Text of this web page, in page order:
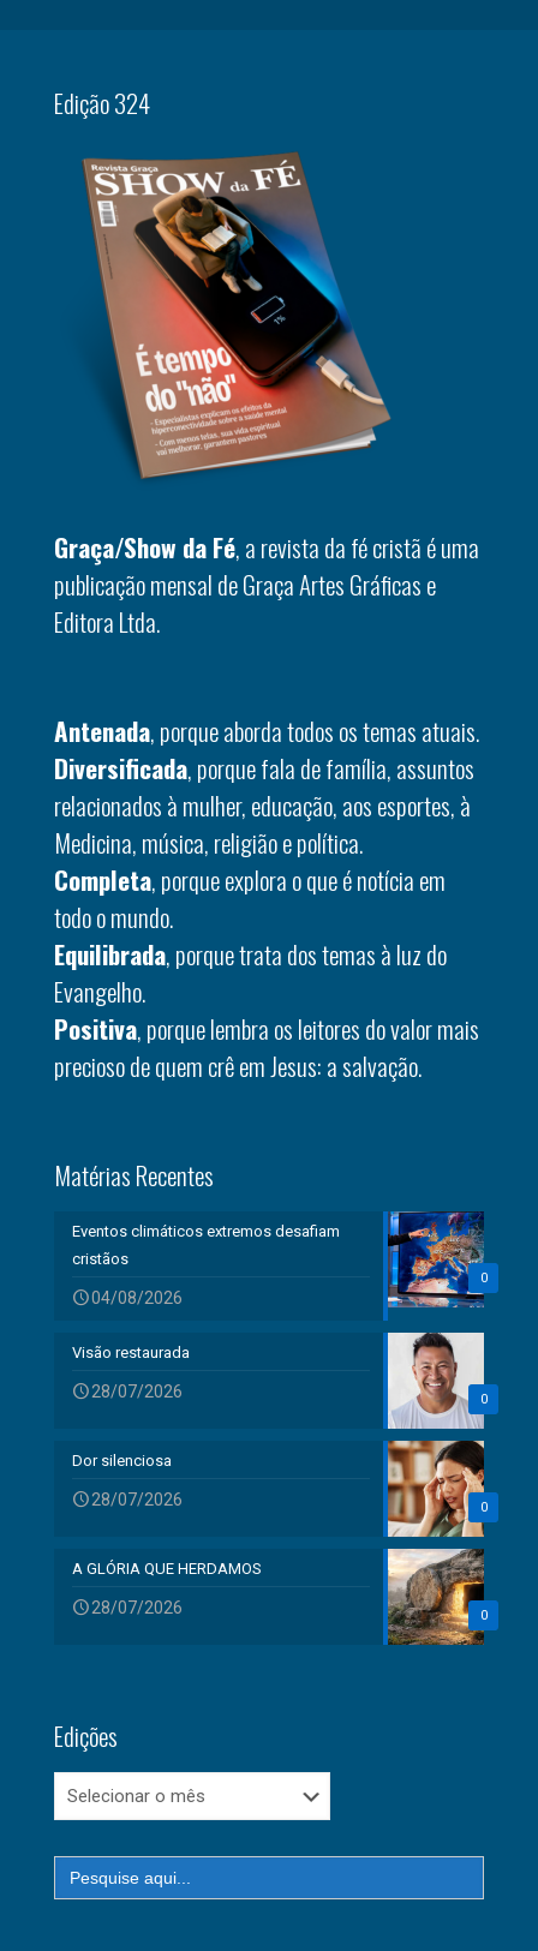
Edição 324
Graça/Show da Fé, a revista da fé cristã é uma
publicação mensal de Graça Artes Gráficas e
Editora Ltda.
Antenada, porque aborda todos os temas atuais.
Diversificada, porque fala de família, assuntos
relacionados à mulher, educação, aos esportes, à
Medicina, música, religião e política.
Completa, porque explora o que é notícia em
todo o mundo.
Equilibrada, porque trata dos temas à luz do
Evangelho.
Positiva, porque lembra os leitores do valor mais
precioso de quem crê em Jesus: a salvação.
Matérias Recentes
0
Eventos climáticos extremos desafiam
cristãos
04/08/2026
0
Visão restaurada
28/07/2026
0
Dor silenciosa
28/07/2026
0
A GLÓRIA QUE HERDAMOS
28/07/2026
Edições
Edições
Search
for: